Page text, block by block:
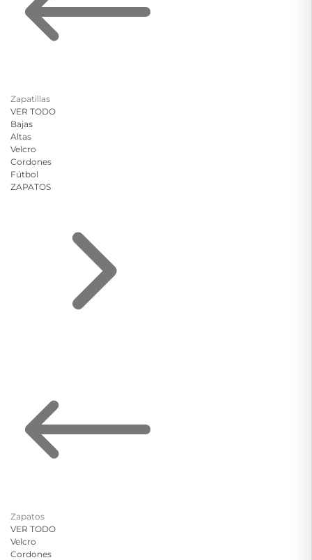
Zapatillas
VER TODO
Bajas
Altas
Velcro
Cordones
Fútbol
ZAPATOS
Zapatos
VER TODO
Velcro
Cordones